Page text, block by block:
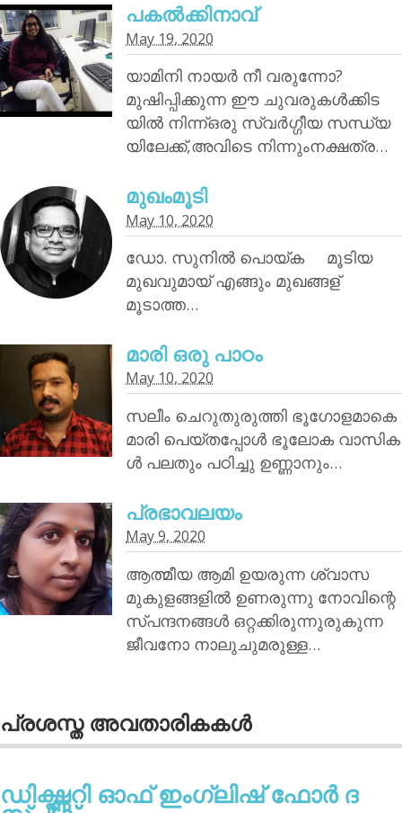
പകൽക്കിനാവ്‌
May 19, 2020
യാമിനി നായര്‍ നീ വരുന്നോ?
മുഷിപ്പിക്കുന്ന ഈ ചുവരുകൾക്കിട
യിൽ നിന്ന്ഒരു സ്വർഗ്ഗീയ സന്ധ്യ
യിലേക്ക്,അവിടെ നിന്നുംനക്ഷത്ര…
മുഖംമൂടി
May 10, 2020
ഡോ. സുനിൽ പൊയ്‌ക മൂടിയ
മുഖവുമായ് എങ്ങും മുഖങ്ങള്
മൂടാത്ത…
മാരി ഒരു പാഠം
May 10, 2020
സലീം ചെറുതുരുത്തി ഭൂഗോളമാകെ
മാരി പെയ്തപ്പോൾ ഭൂലോക വാസിക
ൾ പലതും പഠിച്ചു ഉണ്ണാനും…
പ്രഭാവലയം
May 9, 2020
ആത്മീയ ആമി ഉയരുന്ന ശ്വാസ
മുകുളങ്ങളിൽ ഉണരുന്നു നോവിന്റെ
സ്പന്ദനങ്ങൾ ഒറ്റക്കിരുന്നുരുകുന്ന
ജീവനോ നാലുചുമരുള്ള…
പ്രശസ്ത അവതാരികകള്‍
ഡിക്ഷ്ണറി ഓഫ് ഇംഗ്ലിഷ് ഫോര്‍ ദ